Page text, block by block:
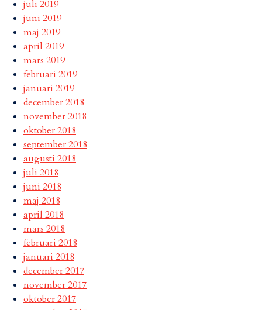
juli 2019
juni 2019
maj 2019
april 2019
mars 2019
februari 2019
januari 2019
december 2018
november 2018
oktober 2018
september 2018
augusti 2018
juli 2018
juni 2018
maj 2018
april 2018
mars 2018
februari 2018
januari 2018
december 2017
november 2017
oktober 2017